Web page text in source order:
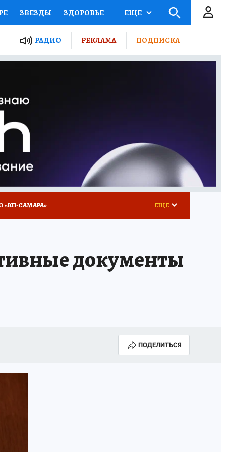
ЗВЕЗДЫ ЗДОРОВЬЕ
ПРОЕКТЫ РОССИИ
ПУТЕВОДИТЕЛЬ
ЕЩЕ
РАДИО РЕКЛАМА ПОДПИСКА
«КП-САМАРА»
ДЕНЬ ПОБЕДЫ В САМАРЕ 2025
ЕЩЕ
документы
ПОДЕЛИТЬСЯ